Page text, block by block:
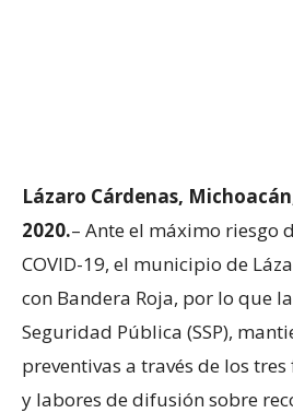
Lázaro Cárdenas,
2020.– Ante el máximo riesgo
COVID-19, el municipio de
con Bandera Roja, por lo que
Seguridad Pública (SSP),
preventivas a través de los
y labores de difusión sobre